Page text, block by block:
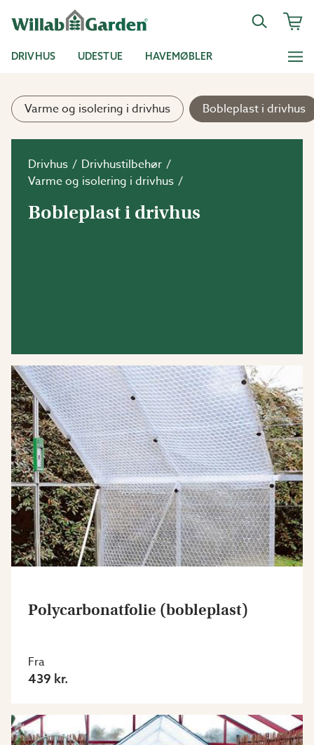
DRIVHUS UDESTUE HAVEMØBLER
Varme og isolering i drivhus Bobleplast i drivhus
Drivhus
Drivhustilbehør
Varme og isolering i drivhus
Bobleplast i drivhus
Polycarbonatfolie (bobleplast)
Fra
439 kr.